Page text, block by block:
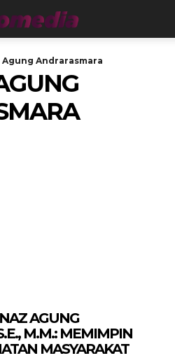
Agung Andrarasmara
AGUNG
M.M.: MEMIMPIN
MASYARAKAT